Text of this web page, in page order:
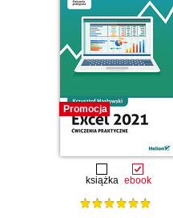
Promocja
książka ebook